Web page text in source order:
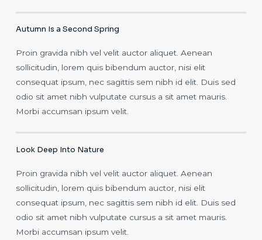
Autumn Is a Second Spring
Proin gravida nibh vel velit auctor aliquet. Aenean
sollicitudin, lorem quis bibendum auctor, nisi elit
consequat ipsum, nec sagittis sem nibh id elit. Duis sed
odio sit amet nibh vulputate cursus a sit amet mauris.
Morbi accumsan ipsum velit.
Look Deep Into Nature
Proin gravida nibh vel velit auctor aliquet. Aenean
sollicitudin, lorem quis bibendum auctor, nisi elit
consequat ipsum, nec sagittis sem nibh id elit. Duis sed
odio sit amet nibh vulputate cursus a sit amet mauris.
Morbi accumsan ipsum velit.